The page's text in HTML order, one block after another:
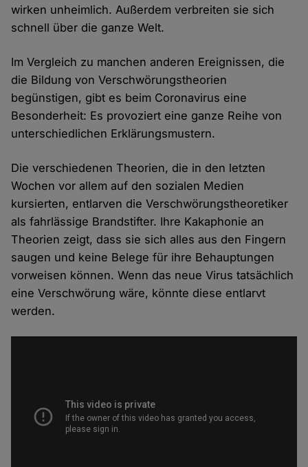
wirken unheimlich. Außerdem verbreiten sie sich
schnell über die ganze Welt.
Im Vergleich zu manchen anderen Ereignissen, die
die Bildung von Verschwörungstheorien
begünstigen, gibt es beim Coronavirus eine
Besonderheit: Es provoziert eine ganze Reihe von
unterschiedlichen Erklärungsmustern.
Die verschiedenen Theorien, die in den letzten
Wochen vor allem auf den sozialen Medien
kursierten, entlarven die Verschwörungstheoretiker
als fahrlässige Brandstifter. Ihre Kakaphonie an
Theorien zeigt, dass sie sich alles aus den Fingern
saugen und keine Belege für ihre Behauptungen
vorweisen können. Wenn das neue Virus tatsächlich
eine Verschwörung wäre, könnte diese entlarvt
werden.